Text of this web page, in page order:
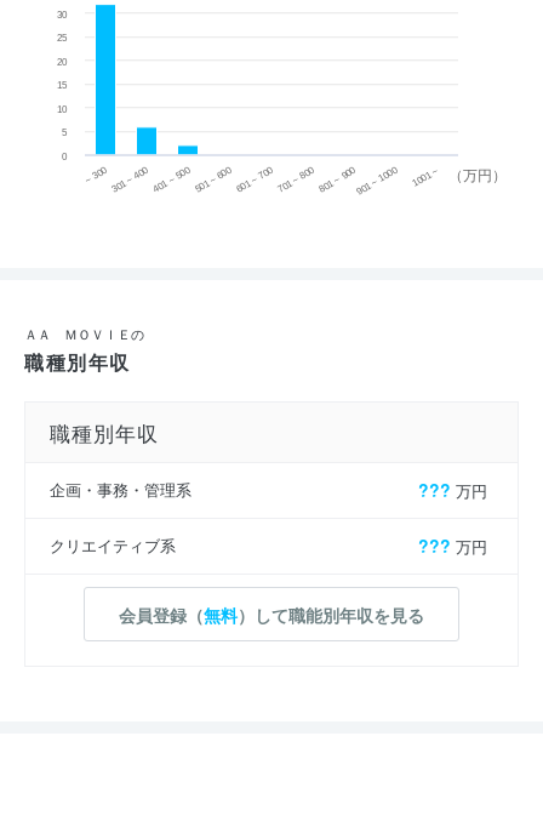
（万円）
~ 300 301 ~ 400 401 ~ 500501 ~ 600601 ~ 700701 ~ 800801 ~ 900901 ~ 1000 1001 ~
0
5
10
15
20
25
30
ＡＡ ＭＯＶＩＥの
職種別年収
職種別年収
企画・事務・管理系 ??? 万円
クリエイティブ系 ??? 万円
会員登録（無料）して職能別年収を見る